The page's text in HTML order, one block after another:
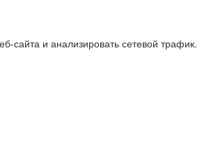
сайта и анализировать сетевой трафик.